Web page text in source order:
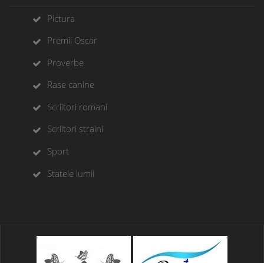
Pictura
Premii Oscar
Proverbe
Rase canine
Scriitori romani
Scriitori straini
Sport
Statele lumii